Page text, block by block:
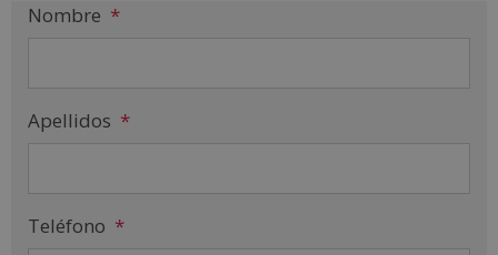
Nombre *
Apellidos *
Teléfono *